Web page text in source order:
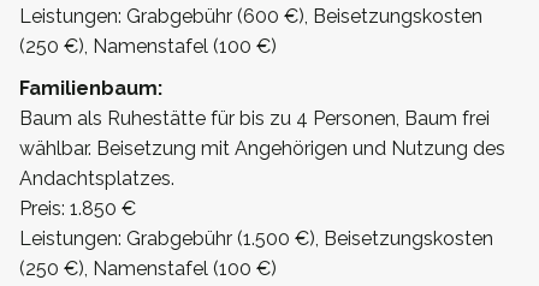
Leistungen: Grabgebühr (600 €), Beisetzungskosten
(250 €), Namenstafel (100 €)
Familienbaum:
Baum als Ruhestätte für bis zu 4 Personen, Baum frei
wählbar. Beisetzung mit Angehörigen und Nutzung des
Andachtsplatzes.
Preis: 1.850 €
Leistungen: Grabgebühr (1.500 €), Beisetzungskosten
(250 €), Namenstafel (100 €)